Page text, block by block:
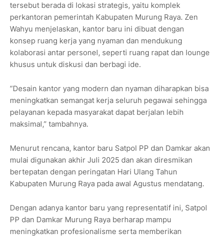
tersebut berada di lokasi strategis, yaitu komplek
perkantoran pemerintah Kabupaten Murung Raya. Zen
Wahyu menjelaskan, kantor baru ini dibuat dengan
konsep ruang kerja yang nyaman dan mendukung
kolaborasi antar personel, seperti ruang rapat dan lounge
khusus untuk diskusi dan berbagi ide.
“Desain kantor yang modern dan nyaman diharapkan bisa
meningkatkan semangat kerja seluruh pegawai sehingga
pelayanan kepada masyarakat dapat berjalan lebih
maksimal,” tambahnya.
Menurut rencana, kantor baru Satpol PP dan Damkar akan
mulai digunakan akhir Juli 2025 dan akan diresmikan
bertepatan dengan peringatan Hari Ulang Tahun
Kabupaten Murung Raya pada awal Agustus mendatang.
Dengan adanya kantor baru yang representatif ini, Satpol
PP dan Damkar Murung Raya berharap mampu
meningkatkan profesionalisme serta memberikan